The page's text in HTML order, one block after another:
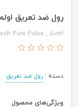
رول ضد تعریق اولم
Pure Pulse , 50ml
دسته : رول ضد تعریق
ویژگی‌های محصول